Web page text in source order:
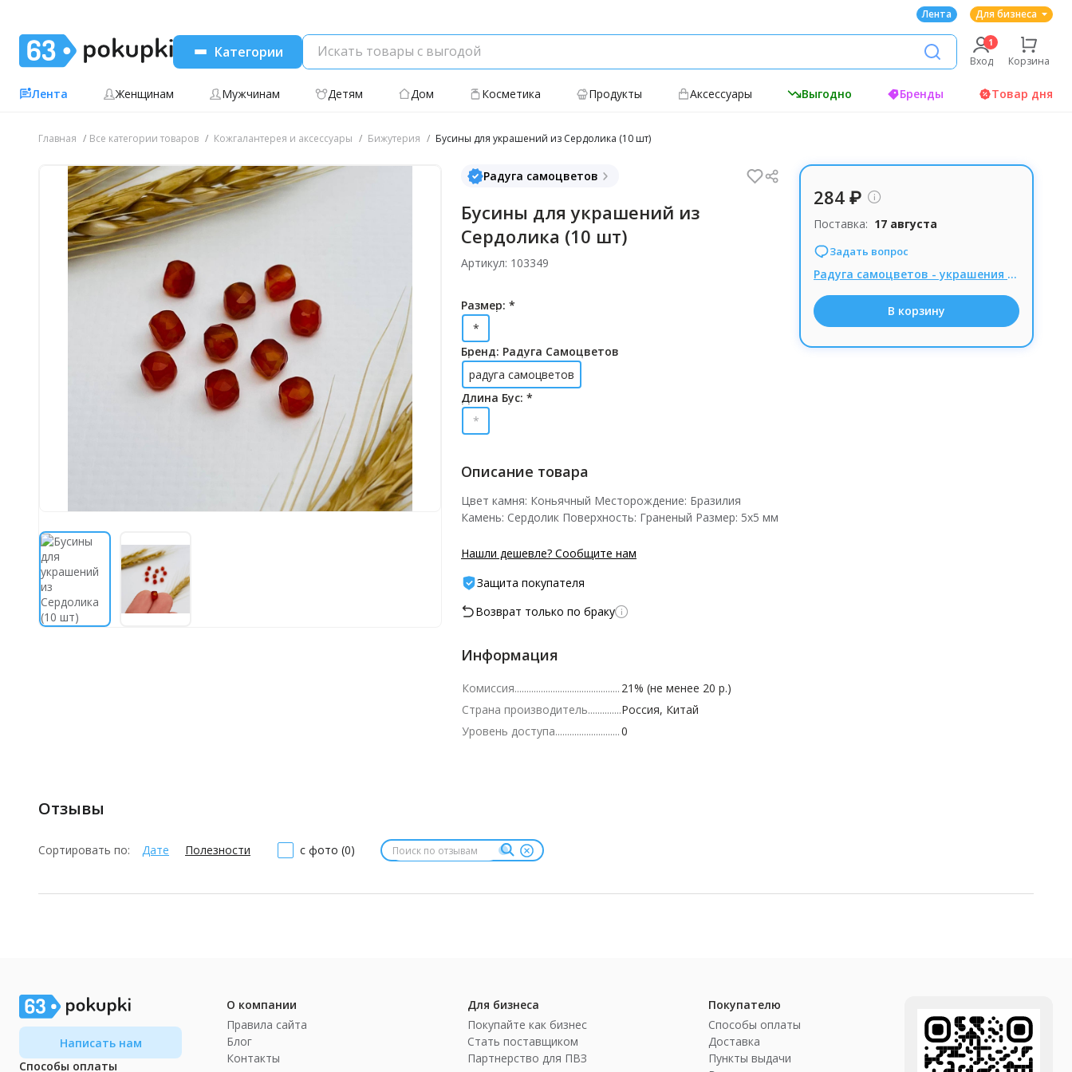
Лента Для бизнеса
Категории
Вход Корзина
Лента Женщинам Мужчинам Детям Дом Косметика Продукты Аксессуары Выгодно Бренды Товар дня
Главная Все категории товаров Кожгалантерея и аксессуары Бижутерия Бусины для украшений из Сердолика (10 шт)
Радуга самоцветов
Бусины для украшений из
Сердолика (10 шт)
Артикул: 103349
Размер: *
*
Бренд: Радуга Самоцветов
радуга самоцветов
Длина Бус: *
*
284 ₽
Поставка: 17 августа
Задать вопрос
Радуга самоцветов - украшения из натуральных камней, Комиссия 15% при заказе от 1000р.
В корзину
Описание товара
Цвет камня: Коньячный Месторождение: Бразилия
Камень: Сердолик Поверхность: Граненый Размер: 5х5 мм
Нашли дешевле? Сообщите нам
Защита покупателя
Возврат только по браку
Информация
Комиссия
21% (не менее 20 р.)
Страна производитель
Россия, Китай
Уровень доступа
0
Отзывы
Сортировать по: Дате Полезности с фото (0)
Написать нам
Способы оплаты
О компании
Правила сайта
Блог
Контакты
Для бизнеса
Покупайте как бизнес
Стать поставщиком
Партнерство для ПВЗ
Покупателю
Способы оплаты
Доставка
Пункты выдачи